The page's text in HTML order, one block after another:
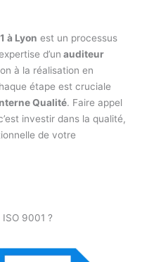
à Lyon est un processus
d’un auditeur
à la réalisation en
étape est cruciale
Qualité. Faire appel
investir dans la qualité,
de votre
ISO 9001 ?